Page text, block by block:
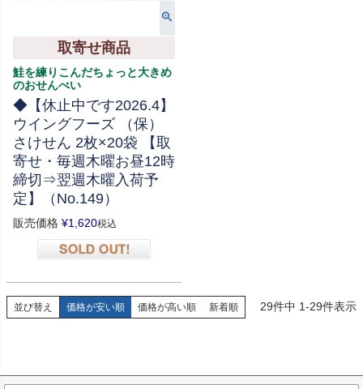
取寄せ商品
鮭を練りこんだちょっと大きめ
のおせんべい
◆【休止中です2026.4】
ウイングフーズ （保）
さけせん 2枚×20袋 【取
寄せ・毎週木曜お昼12時
締切⇒翌週木曜入荷予
定】（No.149）
販売価格 ¥1,620税込
並び替え 価格が安い順 価格が高い順 新着順 29件中 1-29件表示